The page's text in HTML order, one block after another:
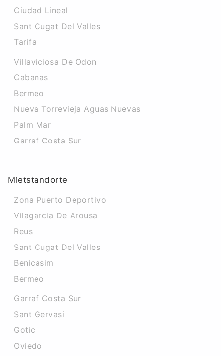
Ciudad Lineal
Sant Cugat Del Valles
Tarifa
Villaviciosa De Odon
Cabanas
Bermeo
Nueva Torrevieja Aguas Nuevas
Palm Mar
Garraf Costa Sur
Mietstandorte
Zona Puerto Deportivo
Vilagarcia De Arousa
Reus
Sant Cugat Del Valles
Benicasim
Bermeo
Garraf Costa Sur
Sant Gervasi
Gotic
Oviedo